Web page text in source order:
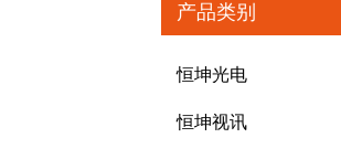
产品类别
恒坤光电
恒坤视讯
Loading...
Loading...